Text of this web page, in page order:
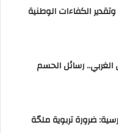
الكفاءات الوطنية
رسائل الحسم
ضرورة تربوية ملحّة